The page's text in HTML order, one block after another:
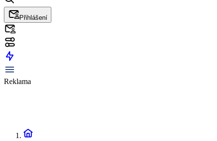
Přihlášení
Reklama